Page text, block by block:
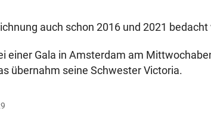
auch schon 2016 und 2021
einer Gala in Amsterdam am
übernahm seine Schwester Victoria.